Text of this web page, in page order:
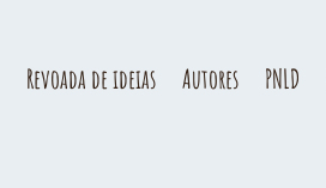
Revoada de ideias Autores PNLD